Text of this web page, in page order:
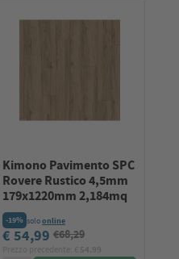
Kimono Pavimento SPC
Rovere Rustico 4,5mm
179x1220mm 2,184mq
-19% soloonline
€ 54,99 €68,29